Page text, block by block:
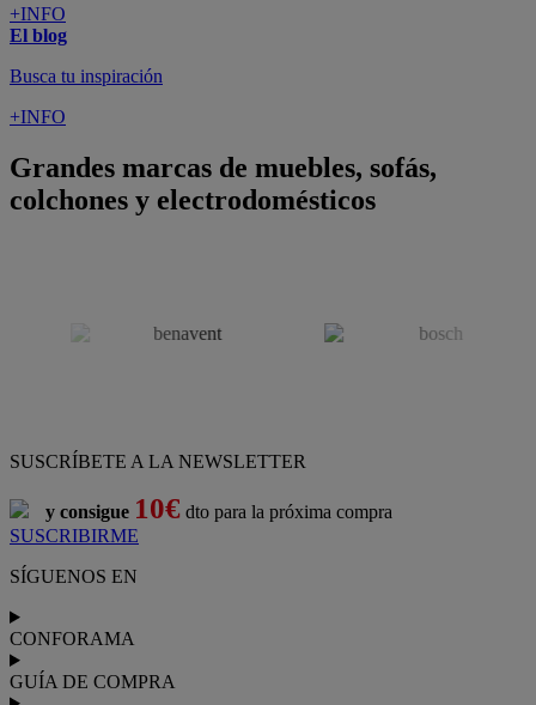
+INFO
El blog
Busca tu inspiración
+INFO
Grandes marcas de muebles, sofás,
colchones y electrodomésticos
SUSCRÍBETE A LA NEWSLETTER
y consigue 10€ dto para la próxima compra
SUSCRIBIRME
SÍGUENOS EN
CONFORAMA
GUÍA DE COMPRA